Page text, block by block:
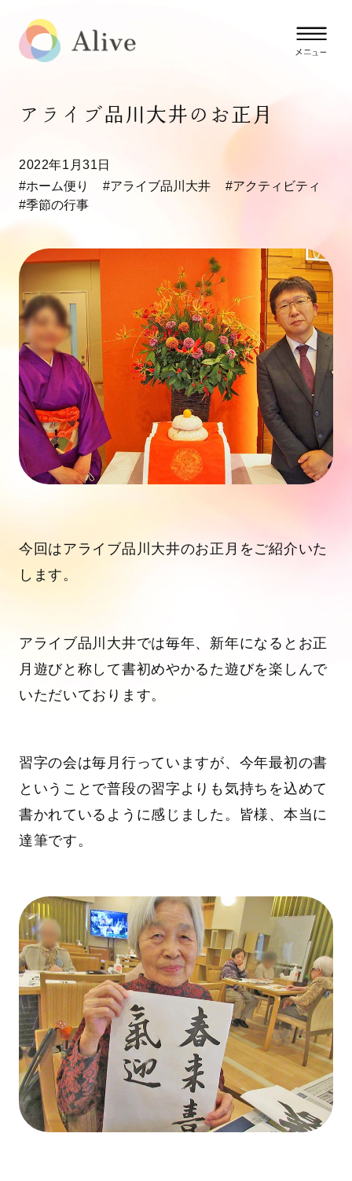
アライブ品川大井のお正月
2022年1月31日
#ホーム便り
#アライブ品川大井
#アクティビティ
#季節の行事
今回はアライブ品川大井のお正月をご紹介いた
します。
アライブ品川大井では毎年、新年になるとお正
月遊びと称して書初めやかるた遊びを楽しんで
いただいております。
習字の会は毎月行っていますが、今年最初の書
ということで普段の習字よりも気持ちを込めて
書かれているように感じました。皆様、本当に
達筆です。